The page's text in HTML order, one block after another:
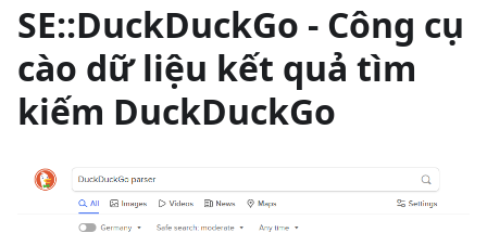
SE::DuckDuckGo - Công cụ
cào dữ liệu kết quả tìm
kiếm DuckDuckGo